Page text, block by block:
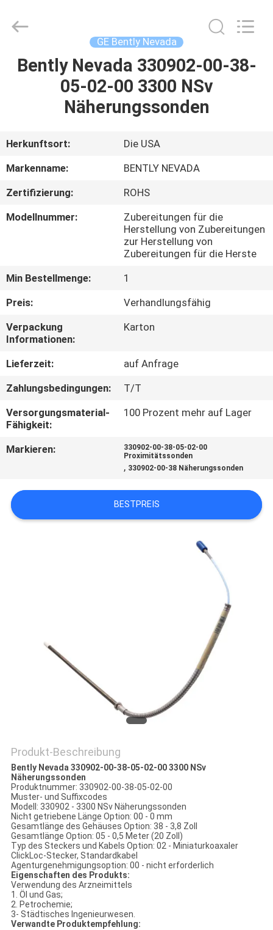
ZU
ÜBER
UNS
WERKSBESICHTIGUNG
QUALITÄTSKONTROLLE
KONTAKT
MIT
UNS
NEUIGKEITEN
BITTE UM
EIN
SITEMAP
DATENSCHUTZRICHTLINIE
Reserved.
GE Bently Nevada
Bently Nevada 330902-00-38-
05-02-00 3300 NSv
Näherungssonden
Herkunftsort:
Die USA
Markenname:
BENTLY NEVADA
Zertifizierung:
ROHS
Modellnummer:
Zubereitungen für die
Herstellung von Zubereitungen
zur Herstellung von
Zubereitungen für die Herste
Min Bestellmenge:
1
Preis:
Verhandlungsfähig
Verpackung
Informationen:
Karton
Lieferzeit:
auf Anfrage
Zahlungsbedingungen:
T/T
Versorgungsmaterial-
Fähigkeit:
100 Prozent mehr auf Lager
Markieren:
330902-00-38-05-02-00
Proximitätssonden
, 330902-00-38 Näherungssonden
BESTPREIS
Produkt-Beschreibung
Bently Nevada 330902-00-38-05-02-00 3300 NSv
Näherungssonden
Produktnummer: 330902-00-38-05-02-00
Muster- und Suffixcodes
Modell: 330902 - 3300 NSv Näherungssonden
Nicht getriebene Länge Option: 00 - 0 mm
Gesamtlänge des Gehäuses Option: 38 - 3,8 Zoll
Gesamtlänge Option: 05 - 0,5 Meter (20 Zoll)
Typ des Steckers und Kabels Option: 02 - Miniaturkoaxaler
ClickLoc-Stecker, Standardkabel
Agenturgenehmigungsoption: 00 - nicht erforderlich
Eigenschaften des Produkts:
Verwendung des Arzneimittels
1. Öl und Gas;
2. Petrochemie;
3- Städtisches Ingenieurwesen.
Verwandte Produktempfehlung: